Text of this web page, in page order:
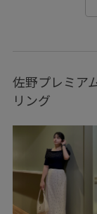
ドルマンスリーブ
バイカラー
プレーティング
ベーシックカラー
ポリエステル100%
リラックススタイル
佐野プレミア
リング